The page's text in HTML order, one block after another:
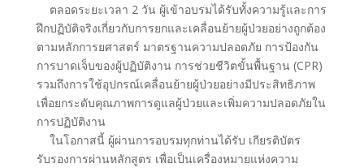
ตลอดระยะเวลา 2 วัน ผู้เข้าอบรมได้รับทั้งความรู้และการ
ฝึกปฏิบัติจริงเกี่ยวกับการยกและเคลื่อนย้ายผู้ป่วยอย่างถูกต้อง
ตามหลักการยศาสตร์ มาตรฐานความปลอดภัย การป้องกัน
การบาดเจ็บของผู้ปฏิบัติงาน การช่วยชีวิตขั้นพื้นฐาน (CPR)
รวมถึงการใช้อุปกรณ์เคลื่อนย้ายผู้ป่วยอย่างมีประสิทธิภาพ
เพื่อยกระดับคุณภาพการดูแลผู้ป่วยและเพิ่มความปลอดภัยใน
การปฏิบัติงาน
ในโอกาสนี้ ผู้ผ่านการอบรมทุกท่านได้รับ เกียรติบัตร
รับรองการผ่านหลักสูตร เพื่อเป็นเครื่องหมายแห่งความ